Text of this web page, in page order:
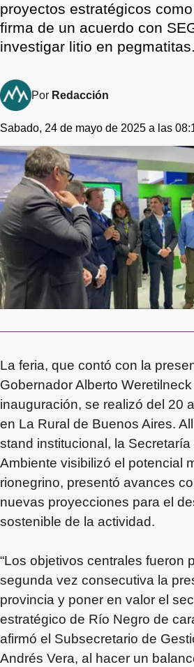
proyectos estratégicos
firma de un acuerdo con
investigar litio en pegmatitas.
Por Redacción
Sabado, 24 de mayo de 2025 a las
La feria, que contó con la
Gobernador Alberto
inauguración, se realizó del 20
en La Rural de Buenos Aires.
stand institucional, la
Ambiente visibilizó el potencial
rionegrino, presentó avances
nuevas proyecciones para el
sostenible de la actividad.
“Los objetivos centrales fueron
segunda vez consecutiva la
provincia y poner en valor el
estratégico de Río Negro de
afirmó el Subsecretario de
Andrés Vera, al hacer un